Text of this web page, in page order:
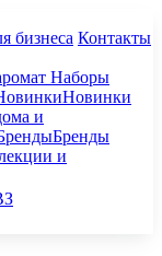
бизнеса Контакты
Наборы
Новинки
и
Бренды
и